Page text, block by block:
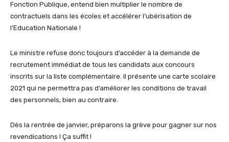
Fonction Publique, entend bien multiplier le nombre de
contractuels dans les écoles et accélérer l’ubérisation de
l’Education Nationale !
Le ministre refuse donc toujours d’accéder à la demande de
recrutement immédiat de tous les candidats aux concours
inscrits sur la liste complémentaire. Il présente une carte scolaire
2021 qui ne permettra pas d’améliorer les conditions de travail
des personnels, bien au contraire.
Dès la rentrée de janvier, préparons la grève pour gagner sur nos
revendications ! Ça suffit !